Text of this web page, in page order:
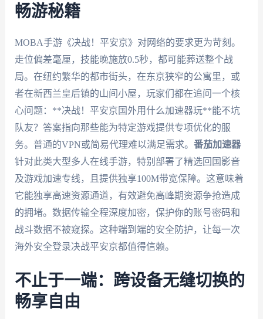
畅游秘籍
MOBA手游《决战！平安京》对网络的要求更为苛刻。
走位偏差毫厘，技能晚施放0.5秒，都可能葬送整个战
局。在纽约繁华的都市街头，在东京狭窄的公寓里，或
者在新西兰皇后镇的山间小屋，玩家们都在追问一个核
心问题：**决战！平安京国外用什么加速器玩**能不坑
队友？答案指向那些能为特定游戏提供专项优化的服
务。普通的VPN或简易代理难以满足需求。 番茄加速器
针对此类大型多人在线手游，特别部署了精选回国影音
及游戏加速专线，且提供独享100M带宽保障。这意味着
它能独享高速资源通道，有效避免高峰期资源争抢造成
的拥堵。数据传输全程深度加密，保护你的账号密码和
战斗数据不被窥探。这种端到端的安全防护，让每一次
海外安全登录决战平安京都值得信赖。
不止于一端：跨设备无缝切换的
畅享自由